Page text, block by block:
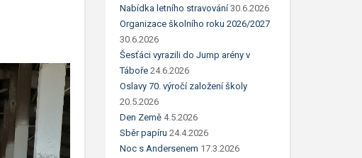
Nabídka letního stravování 30.6.2026
Organizace školního roku 2026/2027
30.6.2026
Šesťáci vyrazili do Jump arény v
Táboře 24.6.2026
Oslavy 70. výročí založení školy
20.5.2026
Den Země 4.5.2026
Sběr papíru 24.4.2026
Noc s Andersenem 17.3.2026